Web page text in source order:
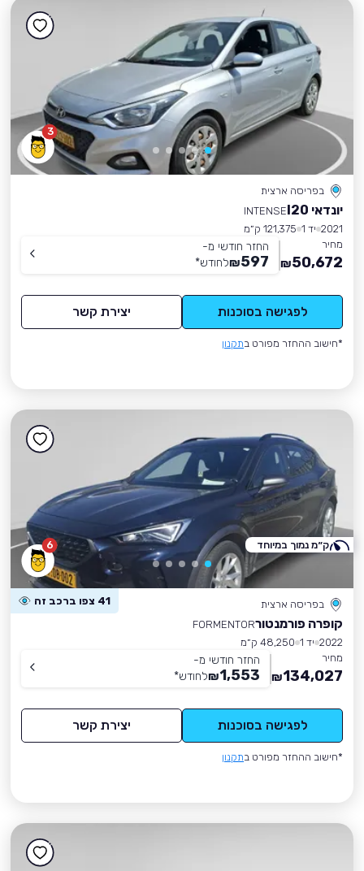
3
בפריסה ארצית
יונדאי I20
INTENSE
2021 יד 1
121,375 ק״מ
מחיר
50,672
₪
החזר חודשי מ-
597
₪לחודש*
לפגישה בסוכנות יצירת קשר
*חישוב ההחזר מפורט בתקנון
6
בפריסה ארצית 41 צפו ברכב זה
קופרה פורמנטורFORMENTOR
2022 יד 1
48,250 ק״מ
מחיר
134,027
₪
החזר חודשי מ-
1,553
₪לחודש*
לפגישה בסוכנות יצירת קשר
*חישוב ההחזר מפורט בתקנון
ק״מ נמוך במיוחד